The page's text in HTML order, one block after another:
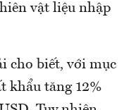
vật liệu nhập
cho biết, với mục
khẩu tăng 12%